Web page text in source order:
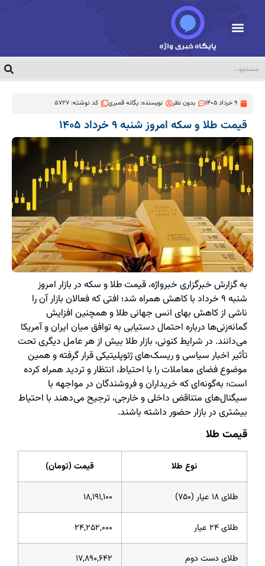
9 خرداد 1405 بدون نظر نویسنده:یگانه قمبری کد نوشته: 5727
قیمت طلا و سکه امروز شنبه ۹ خرداد ۱۴۰۵
به گزارش خبرگزاری خبرواژه، قیمت طلا و سکه در بازار امروز
شنبه ۹ خرداد با کاهش همراه شد؛ افتی که فعالان بازار آن را
ناشی از کاهش بهای انس جهانی طلا و همچنین افزایش
گمانه‌زنی‌ها درباره احتمال دستیابی به توافق میان ایران و آمریکا
می‌دانند. در شرایط کنونی، بازار طلا بیش از هر عامل دیگری تحت
تأثیر اخبار سیاسی و ریسک‌های ژئوپلیتیکی قرار گرفته و همین
موضوع فضای معاملات را با احتیاط، انتظار و تردید همراه کرده
است؛ به‌گونه‌ای که خریداران و فروشندگان در مواجهه با
سیگنال‌های متناقض داخلی و خارجی، ترجیح می‌دهند با احتیاط
بیشتری در بازار حضور داشته باشند.
قیمت طلا
نوع طلا قیمت (تومان)
طلای ۱۸ عیار (۷۵۰) ۱۸,۱۹۱,۱۰۰
طلای ۲۴ عیار ۲۴,۲۵۲,۰۰۰
طلای دست دوم ۱۷,۸۹۰,۶۴۲